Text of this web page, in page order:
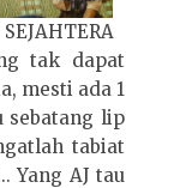
tak dapat
mesti ada 1
sebatang lip
tabiat
Yang AJ tau